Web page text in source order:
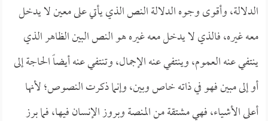
الدلالة، وأقوى وجوه الدلالة النص الذي يأتي على معين لا يدخل
معه غيره، فالذي لا يدخل معه غيره هو النص البين الظاهر الذي
ينتفي عنه العموم، وينتفي عنه الإجمال، وتنتفي عنه أيضاً الحاجة إلى
أو إلى مبين فهو في ذاته خاص وبين، وإنما ذكرت النصوص؛ لأنها
أعلى الأشياء، فهي مشتقة من المنصة وبروز الإنسان فيها، فما برز